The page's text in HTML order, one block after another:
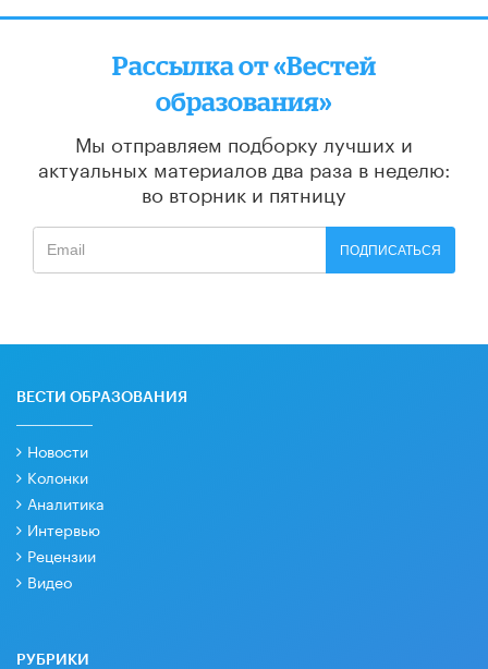
Рассылка от «Вестей
образования»
Мы отправляем подборку лучших и
актуальных материалов два раза в неделю:
во вторник и пятницу
ПОДПИСАТЬСЯ
ВЕСТИ ОБРАЗОВАНИЯ
Новости
Колонки
Аналитика
Интервью
Рецензии
Видео
РУБРИКИ